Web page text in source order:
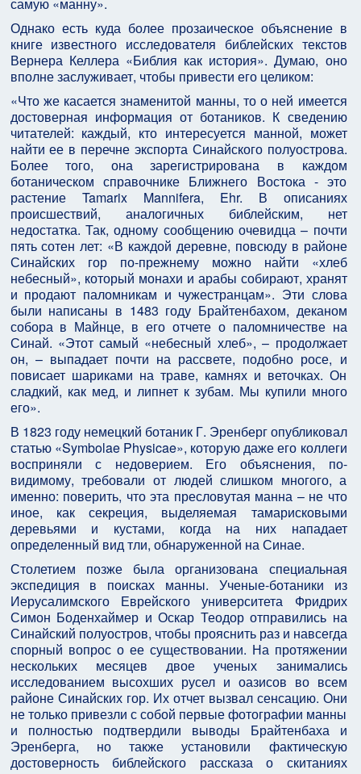
Однако есть куда более прозаическое объяснение в
книге известного исследователя библейских текстов
Вернера Келлера «Библия как история». Думаю, оно
вполне заслуживает, чтобы привести его целиком:
«Что же касается знаменитой манны, то о ней имеется
достоверная информация от ботаников. К сведению
читателей: каждый, кто интересуется манной, может
найти ее в перечне экспорта Синайского полуострова.
Более того, она зарегистрирована в каждом
ботаническом справочнике Ближнего Востока - это
растение Tamarix Mannifera, Ehr. В описаниях
происшествий, аналогичных библейским, нет
недостатка. Так, одному сообщению очевидца – почти
пять сотен лет: «В каждой деревне, повсюду в районе
Синайских гор по-прежнему можно найти «хлеб
небесный», который монахи и арабы собирают, хранят
и продают паломникам и чужестранцам». Эти слова
были написаны в 1483 году Брайтенбахом, деканом
собора в Майнце, в его отчете о паломничестве на
Синай. «Этот самый «небесный хлеб», – продолжает
он, – выпадает почти на рассвете, подобно росе, и
повисает шариками на траве, камнях и веточках. Он
сладкий, как мед, и липнет к зубам. Мы купили много
его».
В 1823 году немецкий ботаник Г. Эренберг опубликовал
статью «Symbolae Physicae», которую даже его коллеги
восприняли с недоверием. Его объяснения, по-
видимому, требовали от людей слишком многого, а
именно: поверить, что эта пресловутая манна – не что
иное, как секреция, выделяемая тамарисковыми
деревьями и кустами, когда на них нападает
определенный вид тли, обнаруженной на Синае.
Столетием позже была организована специальная
экспедиция в поисках манны. Ученые-ботаники из
Иерусалимского Еврейского университета Фридрих
Симон Боденхаймер и Оскар Теодор отправились на
Синайский полуостров, чтобы прояснить раз и навсегда
спорный вопрос о ее существовании. На протяжении
нескольких месяцев двое ученых занимались
исследованием высохших русел и оазисов во всем
районе Синайских гор. Их отчет вызвал сенсацию. Они
не только привезли с собой первые фотографии манны
и полностью подтвердили выводы Брайтенбаха и
Эренберга, но также установили фактическую
достоверность библейского рассказа о скитаниях